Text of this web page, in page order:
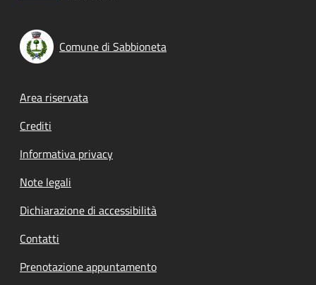
Comune di Sabbioneta
Footer menu
Area riservata
Crediti
Informativa privacy
Note legali
Dichiarazione di accessibilità
Contatti
Prenotazione appuntamento